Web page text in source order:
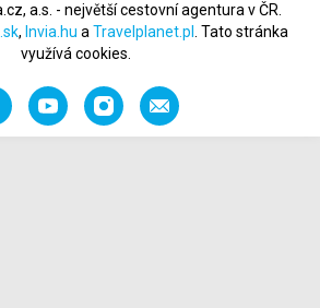
a.s. - největší cestovní agentura v ČR.
, Invia.hu a Travelplanet.pl
. Tato stránka
využívá cookies.
YouTubeInstagramNapište
nám